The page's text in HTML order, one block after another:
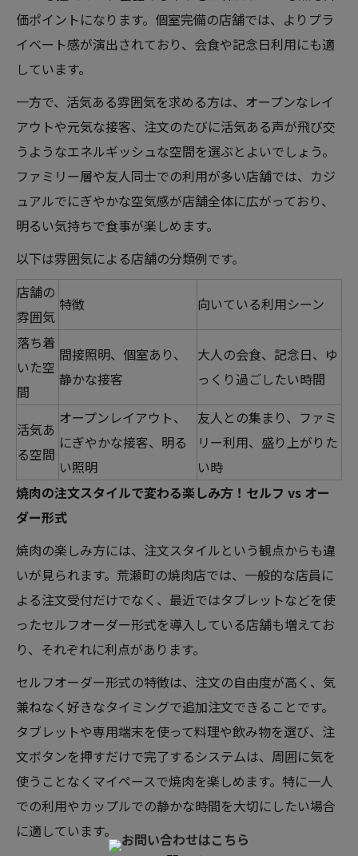
価ポイントになります。個室完備の店舗では、よりプラ
イベート感が演出されており、会食や記念日利用にも適
しています。
一方で、活気ある雰囲気を求める方は、オープンなレイ
アウトや元気な接客、注文のたびに活気ある声が飛び交
うようなエネルギッシュな空間を選ぶとよいでしょう。
ファミリー層や友人同士での利用が多い店舗では、カジ
ュアルでにぎやかな空気感が店舗全体に広がっており、
明るい気持ちで食事が楽しめます。
以下は雰囲気による店舗の分類例です。
店舗の
雰囲気
特徴
向いている利用シーン
落ち着
いた空
間
間接照明、個室あり、
静かな接客
大人の会食、記念日、ゆ
っくり過ごしたい時間
活気あ
る空間
オープンレイアウト、
にぎやかな接客、明る
い照明
友人との集まり、ファミ
リー利用、盛り上がりた
い時
焼肉の注文スタイルで変わる楽しみ方！セルフ vs オー
ダー形式
焼肉の楽しみ方には、注文スタイルという観点からも違
いが見られます。荒瀬町の焼肉店では、一般的な店員に
よる注文受付だけでなく、最近ではタブレットなどを使
ったセルフオーダー形式を導入している店舗も増えてお
り、それぞれに利点があります。
セルフオーダー形式の特徴は、注文の自由度が高く、気
兼ねなく好きなタイミングで追加注文できることです。
タブレットや専用端末を使って料理や飲み物を選び、注
文ボタンを押すだけで完了するシステムは、周囲に気を
使うことなくマイペースで焼肉を楽しめます。特に一人
での利用やカップルでの静かな時間を大切にしたい場合
に適しています。